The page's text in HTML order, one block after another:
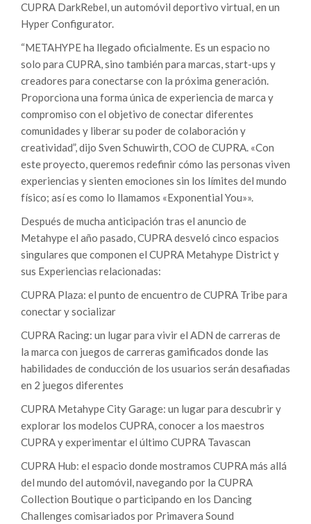
CUPRA DarkRebel, un automóvil deportivo virtual, en un
Hyper Configurator.
“METAHYPE ha llegado oficialmente. Es un espacio no
solo para CUPRA, sino también para marcas, start-ups y
creadores para conectarse con la próxima generación.
Proporciona una forma única de experiencia de marca y
compromiso con el objetivo de conectar diferentes
comunidades y liberar su poder de colaboración y
creatividad”, dijo Sven Schuwirth, COO de CUPRA. «Con
este proyecto, queremos redefinir cómo las personas viven
experiencias y sienten emociones sin los límites del mundo
físico; así es como lo llamamos «Exponential You»».
Después de mucha anticipación tras el anuncio de
Metahype el año pasado, CUPRA desveló cinco espacios
singulares que componen el CUPRA Metahype District y
sus Experiencias relacionadas:
CUPRA Plaza: el punto de encuentro de CUPRA Tribe para
conectar y socializar
CUPRA Racing: un lugar para vivir el ADN de carreras de
la marca con juegos de carreras gamificados donde las
habilidades de conducción de los usuarios serán desafiadas
en 2 juegos diferentes
CUPRA Metahype City Garage: un lugar para descubrir y
explorar los modelos CUPRA, conocer a los maestros
CUPRA y experimentar el último CUPRA Tavascan
CUPRA Hub: el espacio donde mostramos CUPRA más allá
del mundo del automóvil, navegando por la CUPRA
Collection Boutique o participando en los Dancing
Challenges comisariados por Primavera Sound